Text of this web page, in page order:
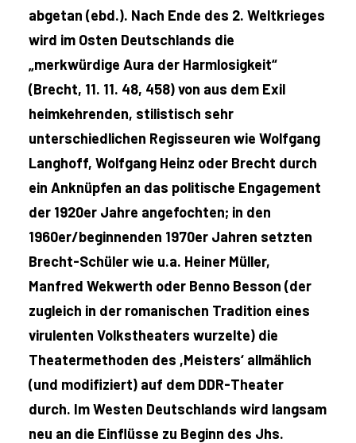
abgetan (ebd.). Nach Ende des 2. Weltkrieges
wird im Osten Deutschlands die
„merkwürdige Aura der Harmlosigkeit“
(Brecht, 11. 11. 48, 458) von aus dem Exil
heimkehrenden, stilistisch sehr
unterschiedlichen Regisseuren wie Wolfgang
Langhoff, Wolfgang Heinz oder Brecht durch
ein Anknüpfen an das politische Engagement
der 1920er Jahre angefochten; in den
1960er/beginnenden 1970er Jahren setzten
Brecht-Schüler wie u.a. Heiner Müller,
Manfred Wekwerth oder Benno Besson (der
zugleich in der romanischen Tradition eines
virulenten Volkstheaters wurzelte) die
Theatermethoden des ,Meisters‘ allmählich
(und modifiziert) auf dem DDR-Theater
durch. Im Westen Deutschlands wird langsam
neu an die Einflüsse zu Beginn des Jhs.